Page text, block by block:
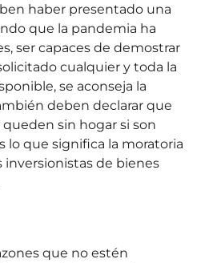
haber presentado una
que la pandemia ha
ser capaces de demostrar
cualquier y toda la
se aconseja la
deben declarar que
sin hogar si son
lo que significa la moratoria
inversionistas de bienes
que no estén